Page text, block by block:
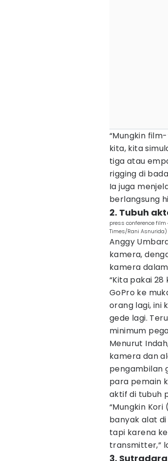
“Mungkin
kita, kita
tiga atau
rigging di
Ia juga
berlangsung
2. Tubuh
press conference film
Times/Rani Asnurida)
Anggy
kamera,
kamera
“Kita pakai
GoPro ke
orang lagi, ini
gede lagi.
minimum
Menurut
kamera dan
pengambilan
para pemain
aktif di tubuh
“Mungkin
banyak alat
tapi karena
transmitter,”
3.